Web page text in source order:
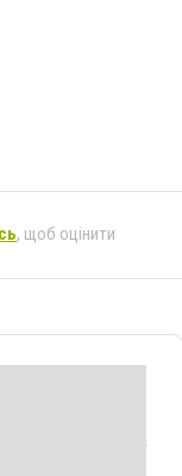
, щоб оцінити